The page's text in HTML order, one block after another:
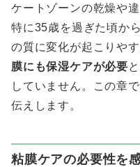
ケートゾーンの乾燥や
特に35歳を過ぎた頃か
の質に変化が起こりやす
膜にも保湿ケアが必要
していません。この章
伝えします。
粘膜ケアの必要性を